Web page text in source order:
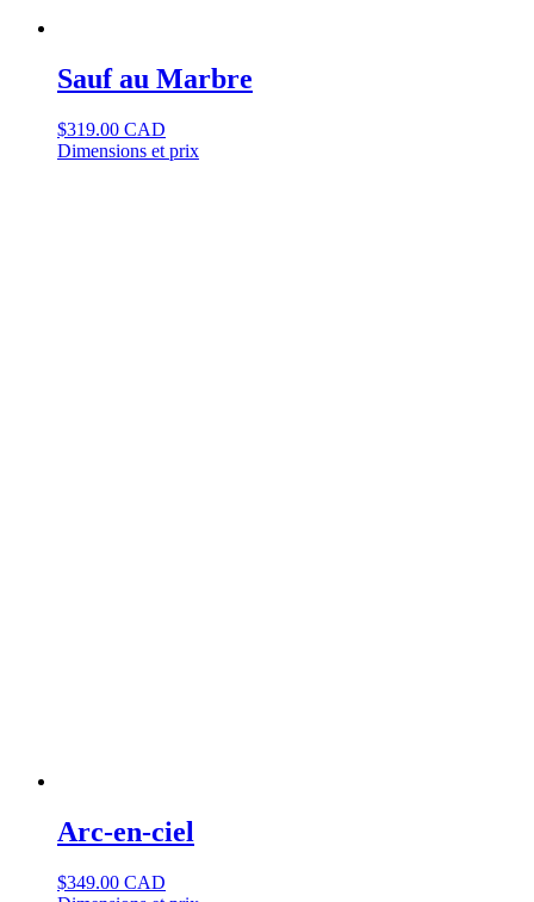
Sauf au Marbre
$319.00 CAD
Dimensions et prix
Arc-en-ciel
$349.00 CAD